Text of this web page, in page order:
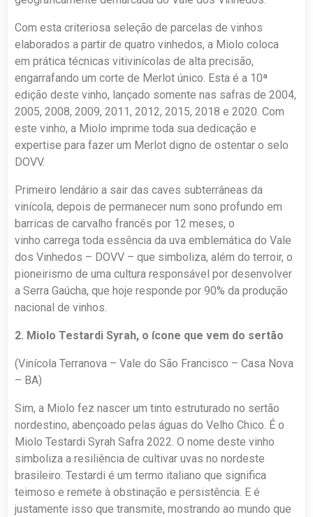
Com esta criteriosa seleção de parcelas de vinhos
elaborados a partir de quatro vinhedos, a Miolo coloca
em prática técnicas vitivinícolas de alta precisão,
engarrafando um corte de Merlot único. Esta é a 10ª
edição deste vinho, lançado somente nas safras de 2004,
2005, 2008, 2009, 2011, 2012, 2015, 2018 e 2020. Com
este vinho, a Miolo imprime toda sua dedicação e
expertise para fazer um Merlot digno de ostentar o selo
DOVV.
Primeiro lendário a sair das caves subterrâneas da
vinícola, depois de permanecer num sono profundo em
barricas de carvalho francês por 12 meses, o
vinho carrega toda essência da uva emblemática do Vale
dos Vinhedos – DOVV – que simboliza, além do terroir, o
pioneirismo de uma cultura responsável por desenvolver
a Serra Gaúcha, que hoje responde por 90% da produção
nacional de vinhos.
2. Miolo Testardi Syrah, o ícone que vem do sertão
(Vinícola Terranova – Vale do São Francisco – Casa Nova
– BA)
Sim, a Miolo fez nascer um tinto estruturado no sertão
nordestino, abençoado pelas águas do Velho Chico. É o
Miolo Testardi Syrah Safra 2022. O nome deste vinho
simboliza a resiliência de cultivar uvas no nordeste
brasileiro. Testardi é um termo italiano que significa
teimoso e remete à obstinação e persistência. E é
justamente isso que transmite, mostrando ao mundo que